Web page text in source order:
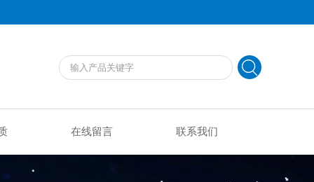
在线留言 联系我们